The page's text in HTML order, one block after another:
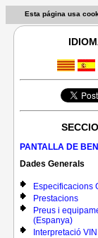
Esta página usa
PANTALLA DE
Dades Generals
Especificacions
Prestacions
Preus i
(Espanya)
Interpretació VIN